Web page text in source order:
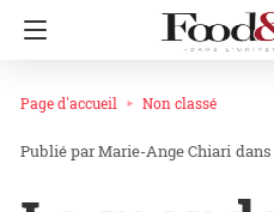
Page d'accueil Non classé
Marie-Ange Chiari dans